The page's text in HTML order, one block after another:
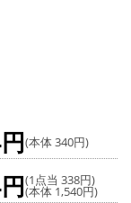
(本体 340円)
(1点当 338円)
(本体 1,540円)